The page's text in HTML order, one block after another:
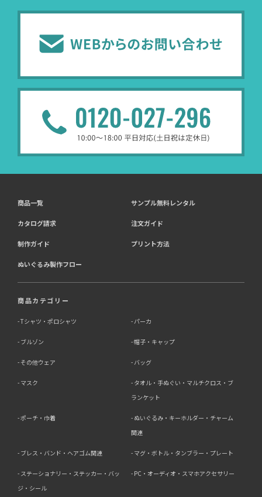
商品一覧 サンプル無料レンタル
カタログ請求 注文ガイド
制作ガイド プリント方法
ぬいぐるみ製作フロー
商品カテゴリー
Tシャツ・ポロシャツ パーカ
ブルゾン 帽子・キャップ
その他ウェア バッグ
マスク
タオル・手ぬぐい・マルチクロス・ブ
ランケット
ポーチ・巾着
ぬいぐるみ・キーホルダー・チャーム
関連
ブレス・バンド・ヘアゴム関連 マグ・ボトル・タンブラー・プレート
ステーショナリー・ステッカー・バッ
ジ・シール
PC・オーディオ・スマホアクセサリー